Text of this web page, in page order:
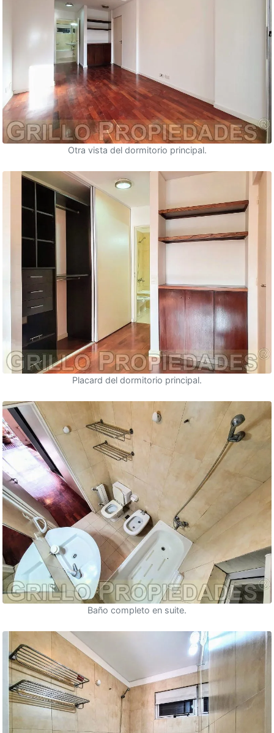
Otra vista del dormitorio principal.
Placard del dormitorio principal.
Baño completo en suite.